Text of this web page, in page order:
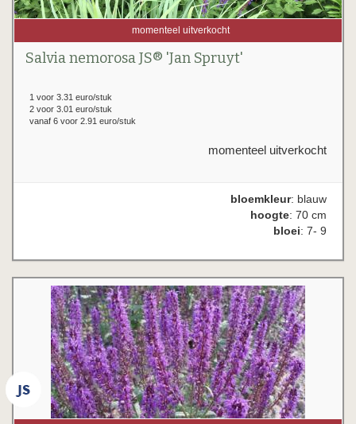
momenteel uitverkocht
Salvia nemorosa JS® 'Jan Spruyt'
1 voor 3.31 euro/stuk
2 voor 3.01 euro/stuk
vanaf 6 voor 2.91 euro/stuk
momenteel uitverkocht
bloemkleur: blauw
hoogte: 70 cm
bloei: 7- 9